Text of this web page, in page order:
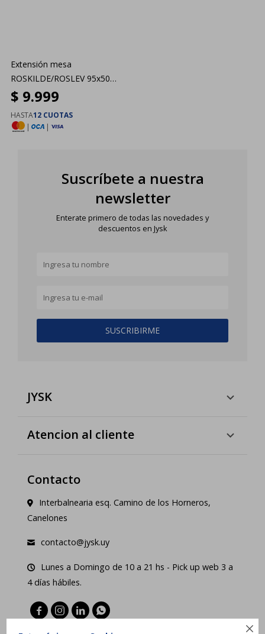

Extensión mesa
ROSKILDE/ROSLEV 95x50
roble nat
$ 9.999
HASTA12 CUOTAS
|
|
Suscríbete a nuestra
newsletter
Enterate primero de todas las novedades y
descuentos en Jysk
SUSCRIBIRME
JYSK
Atencion al cliente
Contacto
Interbalnearia esq. Camino de los Horneros,
Canelones
contacto@jysk.uy
Lunes a Domingo de 10 a 21 hs - Pick up web 3 a
4 días hábiles.
   